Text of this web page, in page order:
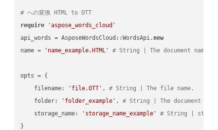
# への変換 HTML to OTT
require
'aspose_words_cloud'
api_words = AsposeWordsCloud::WordsApi. new
name =
'name_example.HTML' # String | The document name.
opts = {
    filename:
'file.OTT' , # String | The file name.
    folder:
'folder_example' , # String | The document
    storage_name:
'storage_name_example'
# String |
}